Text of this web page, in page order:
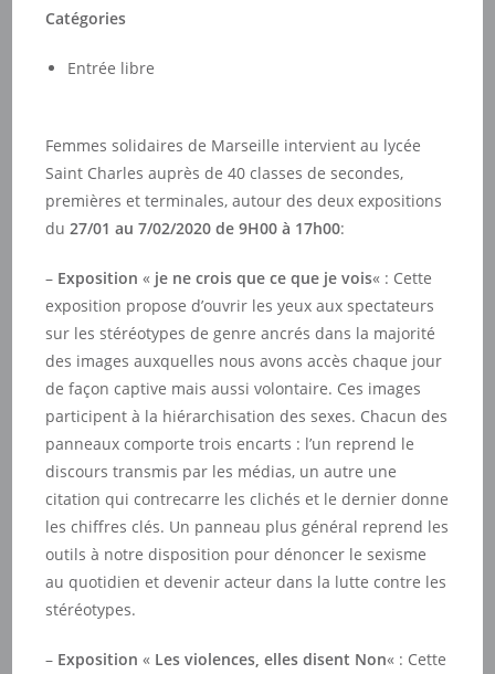
Catégories
Entrée libre
Femmes solidaires de Marseille intervient au lycée
Saint Charles auprès de 40 classes de secondes,
premières et terminales, autour des deux expositions
du27/01 au 7/02/2020 de 9H00 à 17h00:
– Exposition « je ne crois que ce que je vois« : Cette
exposition propose d’ouvrir les yeux aux spectateurs
sur les stéréotypes de genre ancrés dans la majorité
des images auxquelles nous avons accès chaque jour
de façon captive mais aussi volontaire. Ces images
participent à la hiérarchisation des sexes. Chacun des
panneaux comporte trois encarts : l’un reprend le
discours transmis par les médias, un autre une
citation qui contrecarre les clichés et le dernier donne
les chiffres clés. Un panneau plus général reprend les
outils à notre disposition pour dénoncer le sexisme
au quotidien et devenir acteur dans la lutte contre les
stéréotypes.
– Exposition « Les violences, elles disent Non« : Cette